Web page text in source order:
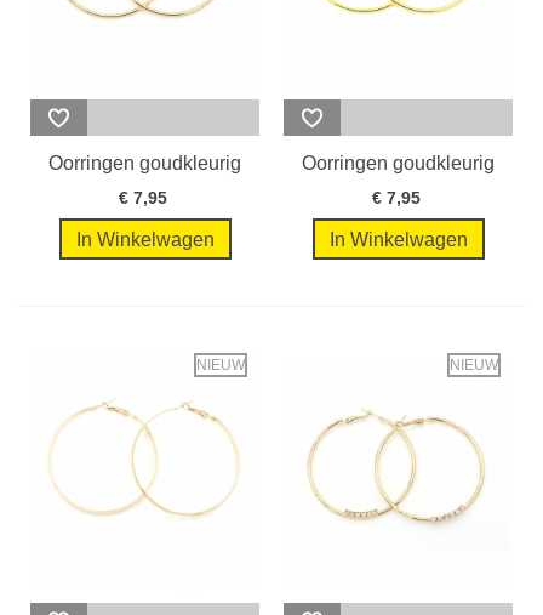
Oorringen goudkleurig
met ronde...
€ 7,95
In Winkelwagen
Oorringen goudkleurig
met grote...
€ 7,95
In Winkelwagen
NIEUW NIEUW